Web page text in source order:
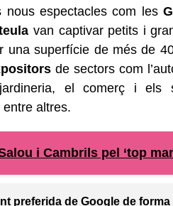
espectacles com les
van captivar petits i
una superfície de més de
de sectors com
el comerç i els
altres.
i Cambrils pel ‘top
preferida de Google de forma